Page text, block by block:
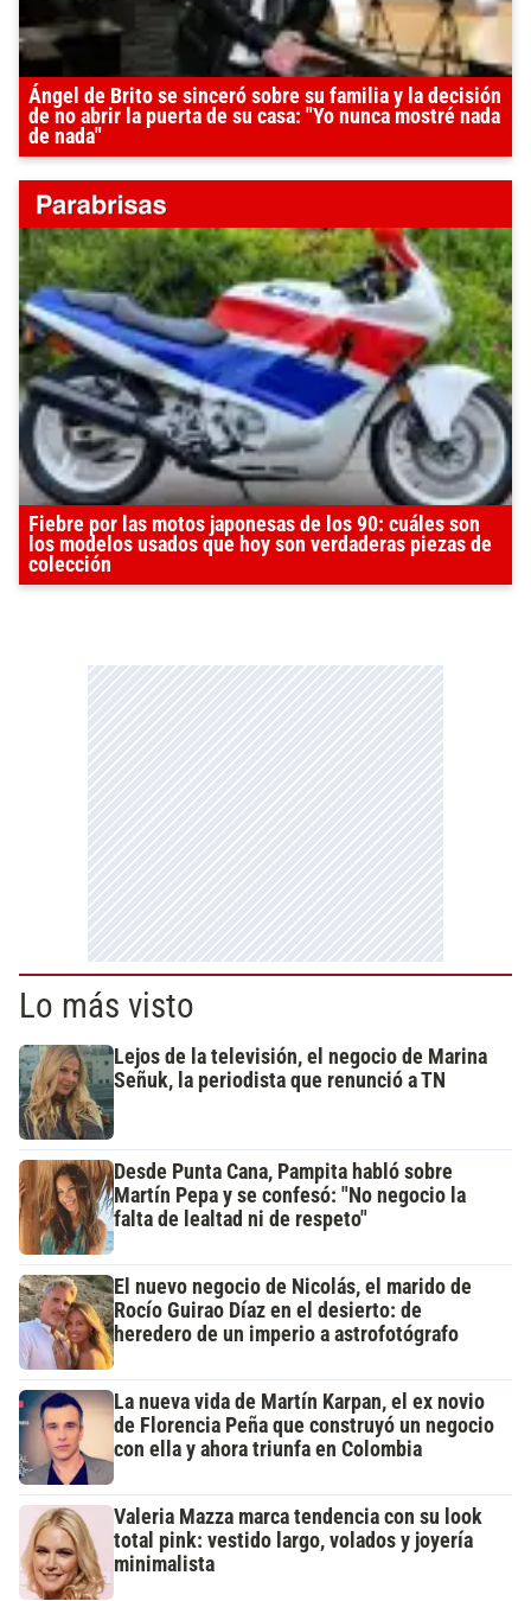
Ángel de Brito se sinceró sobre su familia y la decisión
de no abrir la puerta de su casa: "Yo nunca mostré nada
de nada"
Fiebre por las motos japonesas de los 90: cuáles son
los modelos usados que hoy son verdaderas piezas de
colección
Lo más visto
Lejos de la televisión, el negocio de Marina
Señuk, la periodista que renunció a TN
Desde Punta Cana, Pampita habló sobre
Martín Pepa y se confesó: "No negocio la
falta de lealtad ni de respeto"
El nuevo negocio de Nicolás, el marido de
Rocío Guirao Díaz en el desierto: de
heredero de un imperio a astrofotógrafo
La nueva vida de Martín Karpan, el ex novio
de Florencia Peña que construyó un negocio
con ella y ahora triunfa en Colombia
Valeria Mazza marca tendencia con su look
total pink: vestido largo, volados y joyería
minimalista